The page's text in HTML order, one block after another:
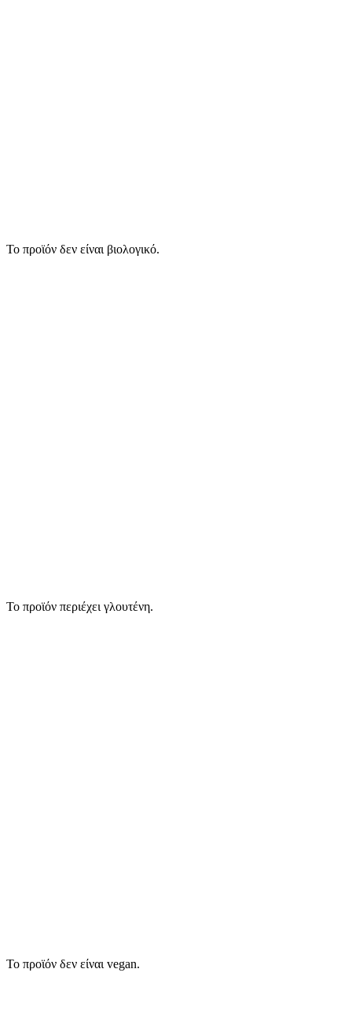
Το προϊόν δεν είναι βιολογικό.
Το προϊόν περιέχει γλουτένη.
Το προϊόν δεν είναι vegan.